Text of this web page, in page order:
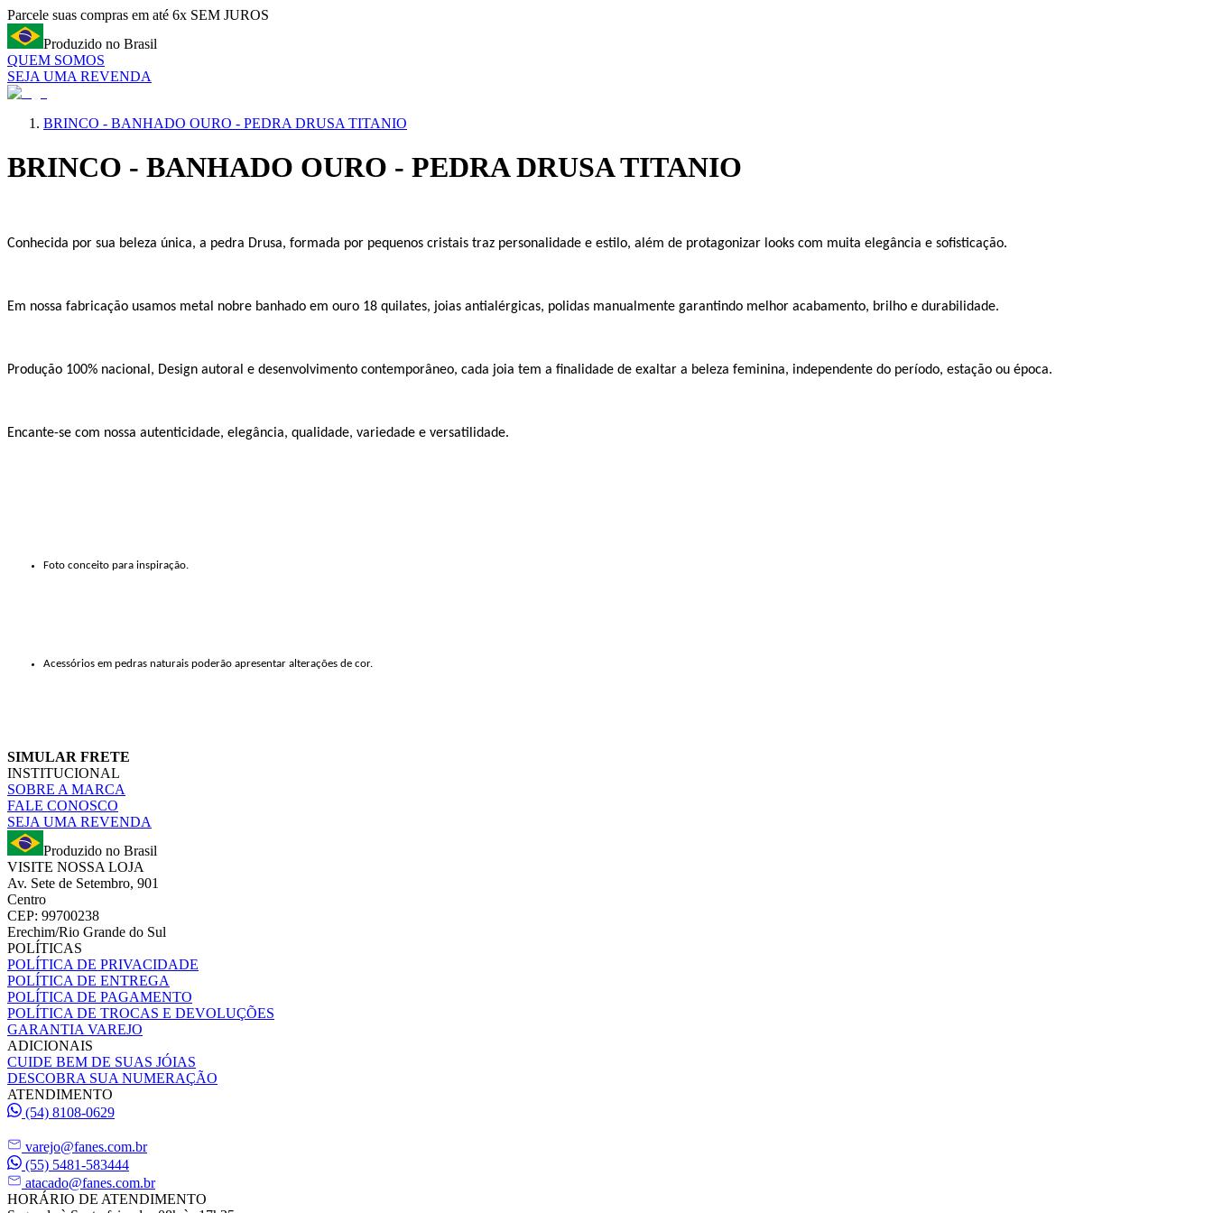
Parcele suas compras em até 6x SEM JUROS
Produzido no Brasil
QUEM SOMOS
SEJA UMA REVENDA
BRINCO - BANHADO OURO - PEDRA DRUSA TITANIO
BRINCO - BANHADO OURO - PEDRA DRUSA TITANIO
Conhecida por sua beleza única, a pedra Drusa, formada por pequenos cristais traz personalidade e estilo, além de protagonizar looks com muita elegância e sofisticação.
Em nossa fabricação usamos metal nobre banhado em ouro 18 quilates, joias antialérgicas, polidas manualmente garantindo melhor acabamento, brilho e durabilidade.
Produção 100% nacional, Design autoral e desenvolvimento contemporâneo, cada joia tem a finalidade de exaltar a beleza feminina, independente do período, estação ou época.
Encante-se com nossa autenticidade, elegância, qualidade, variedade e versatilidade.
Foto conceito para inspiração.
Acessórios em pedras naturais poderão apresentar alterações de cor.
SIMULAR FRETE
INSTITUCIONAL
SOBRE A MARCA
FALE CONOSCO
SEJA UMA REVENDA
Produzido no Brasil
VISITE NOSSA LOJA
Av. Sete de Setembro, 901
Centro
CEP: 99700238
Erechim/Rio Grande do Sul
POLÍTICAS
POLÍTICA DE PRIVACIDADE
POLÍTICA DE ENTREGA
POLÍTICA DE PAGAMENTO
POLÍTICA DE TROCAS E DEVOLUÇÕES
GARANTIA VAREJO
ADICIONAIS
CUIDE BEM DE SUAS JÓIAS
DESCOBRA SUA NUMERAÇÃO
ATENDIMENTO
(54) 8108-0629
varejo@fanes.com.br
(55) 5481-583444
atacado@fanes.com.br
HORÁRIO DE ATENDIMENTO